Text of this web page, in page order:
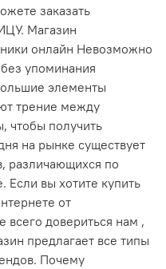
заказать
Магазин
онлайн Невозможно
упоминания
элементы
трение между
чтобы получить
на рынке существует
различающихся по
Если вы хотите купить
от
всего довериться нам ,
предлагает все типы
Почему